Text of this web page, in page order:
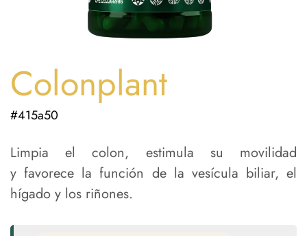
Colonplant
#415a50
Limpia el colon, estimula su movilidad
y favorece la función de la vesícula biliar, el
hígado y los riñones.